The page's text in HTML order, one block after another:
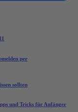
per
sollten
und Tricks für Anfänger